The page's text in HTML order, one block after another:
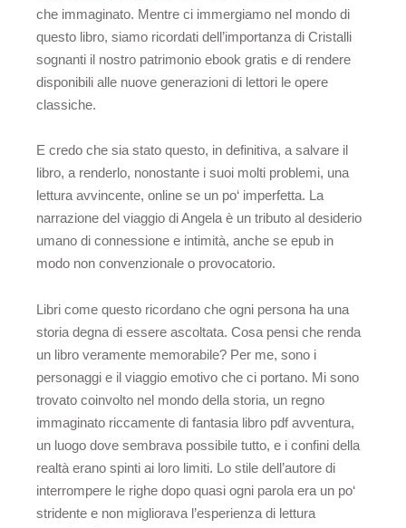
che immaginato. Mentre ci immergiamo nel mondo di
questo libro, siamo ricordati dell’importanza di Cristalli
sognanti il nostro patrimonio ebook gratis e di rendere
disponibili alle nuove generazioni di lettori le opere
classiche.
E credo che sia stato questo, in definitiva, a salvare il
libro, a renderlo, nonostante i suoi molti problemi, una
lettura avvincente, online se un po‘ imperfetta. La
narrazione del viaggio di Angela è un tributo al desiderio
umano di connessione e intimità, anche se epub in
modo non convenzionale o provocatorio.
Libri come questo ricordano che ogni persona ha una
storia degna di essere ascoltata. Cosa pensi che renda
un libro veramente memorabile? Per me, sono i
personaggi e il viaggio emotivo che ci portano. Mi sono
trovato coinvolto nel mondo della storia, un regno
immaginato riccamente di fantasia libro pdf avventura,
un luogo dove sembrava possibile tutto, e i confini della
realtà erano spinti ai loro limiti. Lo stile dell’autore di
interrompere le righe dopo quasi ogni parola era un po‘
stridente e non migliorava l’esperienza di lettura